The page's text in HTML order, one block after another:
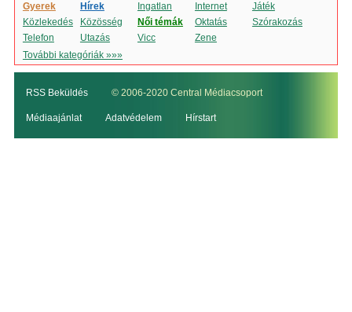
Gyerek
Hírek Ingatlan Internet
Játék
Közlekedés
Közösség Női témák Oktatás
Szórakozás
Telefon
Utazás Vicc
Zene
További kategóriák »»»
RSS Beküldés © 2006-2020 Central Médiacsoport
Médiaajánlat Adatvédelem Hírstart